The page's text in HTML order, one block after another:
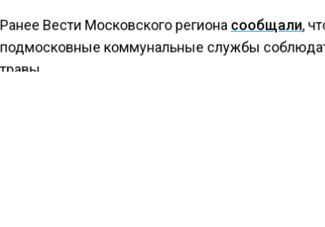
Ранее Вести Московского региона сообщали,
подмосковные коммунальные службы
травы.